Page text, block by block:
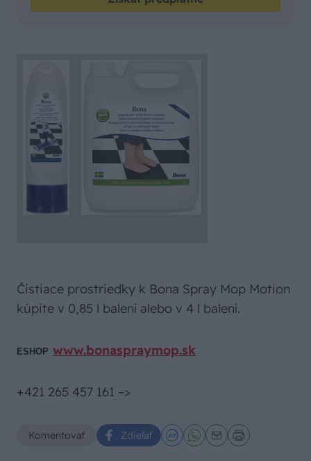
Čistiace prostriedky k Bona Spray Mop Motion
kúpite v 0,85 l balení alebo v 4 l balení.
ESHOP www.bonaspraymop.sk
+421 265 457 161 –>
Komentovať Zdieľať